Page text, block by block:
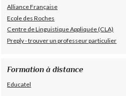
Alliance Française
Ecole des Roches
Centre de Linguistique Appliquée (CLA)
Preply - trouver un professeur particulier
Formation à distance
Educatel